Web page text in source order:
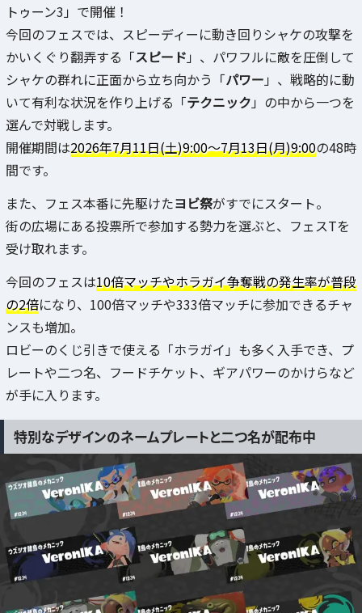
トゥーン3」で開催！
今回のフェスでは、スピーディーに動き回りシャケの攻撃を
かいくぐり翻弄する「スピード 」、パワフルに敵を圧倒して
シャケの群れに正面から立ち向かう「パワー 」、戦略的に動
いて有利な状況を作り上げる「テクニック 」の中から一つを
選んで対戦します。
開催期間は2026年7月11日(土)9:00〜7月13日(月)9:00の48時
間です。
また、フェス本番に先駆けたヨビ祭がすでにスタート。
街の広場にある投票所で参加する勢力を選ぶと、フェスTを
受け取れます。
今回のフェスは10倍マッチやホラガイ争奪戦の発生率が普段
の2倍になり、100倍マッチや333倍マッチに参加できるチャ
ンスも増加。
ロビーのくじ引きで使える「ホラガイ」も多く入手でき、プ
レートや二つ名、フードチケット、ギアパワーのかけらなど
が手に入ります。
特別なデザインのネームプレートと二つ名が配布中